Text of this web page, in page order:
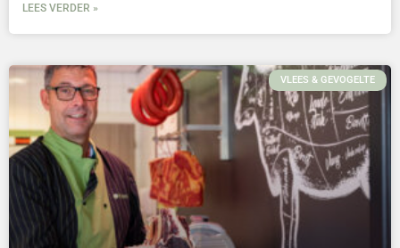
LEES VERDER »
VLEES & GEVOGELTE